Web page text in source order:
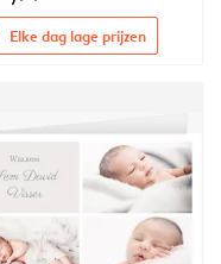
Elke dag lage prijzen